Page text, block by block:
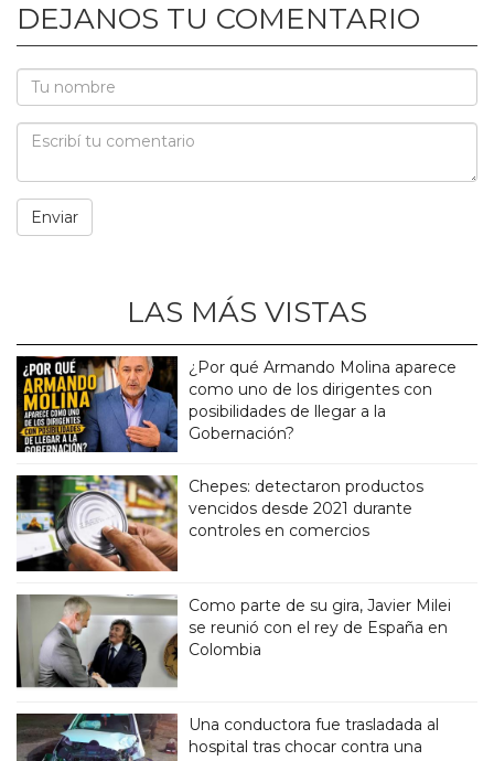
DEJANOS TU COMENTARIO
LAS MÁS VISTAS
¿Por qué Armando Molina aparece
como uno de los dirigentes con
posibilidades de llegar a la
Gobernación?
Chepes: detectaron productos
vencidos desde 2021 durante
controles en comercios
Como parte de su gira, Javier Milei
se reunió con el rey de España en
Colombia
Una conductora fue trasladada al
hospital tras chocar contra una